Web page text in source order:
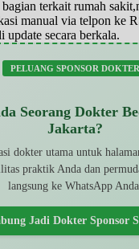
terkait rumah
manual via telpon ke
secara berkala.
PELUANG SPONSOR DOKTER
Seorang Dokter
Jakarta?
dokter utama untuk
praktik Anda dan
langsung ke WhatsApp Anda.
Jadi Dokter Sponsor